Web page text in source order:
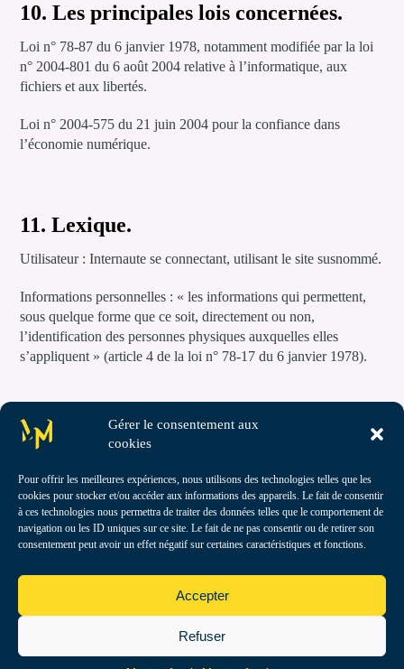
Gérer le consentement aux
cookies
Pour offrir les meilleures expériences, nous utilisons des technologies telles que les
cookies pour stocker et/ou accéder aux informations des appareils. Le fait de consentir
à ces technologies nous permettra de traiter des données telles que le comportement de
navigation ou les ID uniques sur ce site. Le fait de ne pas consentir ou de retirer son
consentement peut avoir un effet négatif sur certaines caractéristiques et fonctions.
Accepter
Refuser
10. Les principales lois concernées.
Loi n° 78-87 du 6 janvier 1978, notamment modifiée par la loi
n° 2004-801 du 6 août 2004 relative à l’informatique, aux
fichiers et aux libertés.
Loi n° 2004-575 du 21 juin 2004 pour la confiance dans
l’économie numérique.
11. Lexique.
Utilisateur : Internaute se connectant, utilisant le site susnommé.
Informations personnelles : « les informations qui permettent,
sous quelque forme que ce soit, directement ou non,
l’identification des personnes physiques auxquelles elles
s’appliquent » (article 4 de la loi n° 78-17 du 6 janvier 1978).
hello@manicmotion.com
+33 (0)4 67 92 45 64